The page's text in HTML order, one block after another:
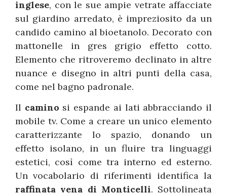
inglese, con le sue ampie vetrate affacciate
sul giardino arredato, è impreziosito da un
candido camino al bioetanolo. Decorato con
mattonelle in gres grigio effetto cotto.
Elemento che ritroveremo declinato in altre
nuance e disegno in altri punti della casa,
come nel bagno padronale.
Il camino si espande ai lati abbracciando il
mobile tv. Come a creare un unico elemento
caratterizzante lo spazio, donando un
effetto isolano, in un fluire tra linguaggi
estetici, così come tra interno ed esterno.
Un vocabolario di riferimenti identifica la
raffinata vena di Monticelli. Sottolineata